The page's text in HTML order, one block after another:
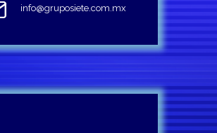
info@gruposiete.com.mx